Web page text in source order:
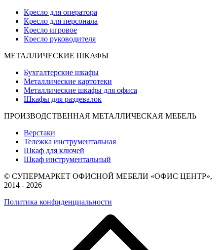
Кресло для оператора
Кресло для персонала
Кресло игровое
Кресло руководителя
МЕТАЛЛИЧЕСКИЕ ШКАФЫ
Бухгалтерские шкафы
Металлические картотеки
Металлические шкафы для офиса
Шкафы для раздевалок
ПРОИЗВОДСТВЕННАЯ МЕТАЛЛИЧЕСКАЯ МЕБЕЛЬ
Верстаки
Тележка инструментальная
Шкаф для ключей
Шкаф инструментальный
© СУПЕРМАРКЕТ ОФИСНОЙ МЕБЕЛИ «ОФИС ЦЕНТР»,
2014 - 2026
Политика конфиденциальности